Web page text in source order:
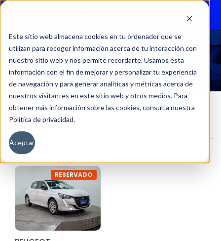
Este sitio web almacena cookies en tu ordenador que se
utilizan para recoger información acerca de tu interacción con
nuestro sitio web y nos permite recordarte. Usamos esta
información con el fin de mejorar y personalizar tu experiencia
de navegación y para generar analíticas y métricas acerca de
nuestros visitantes en este sitio web y otros medios. Para
obtener más información sobre las cookies, consulta nuestra
Política de privacidad.
Aceptar
1.2 PURETECH STYLE 75 MT
Inicio Versión del producto
Filtros
RESERVADO